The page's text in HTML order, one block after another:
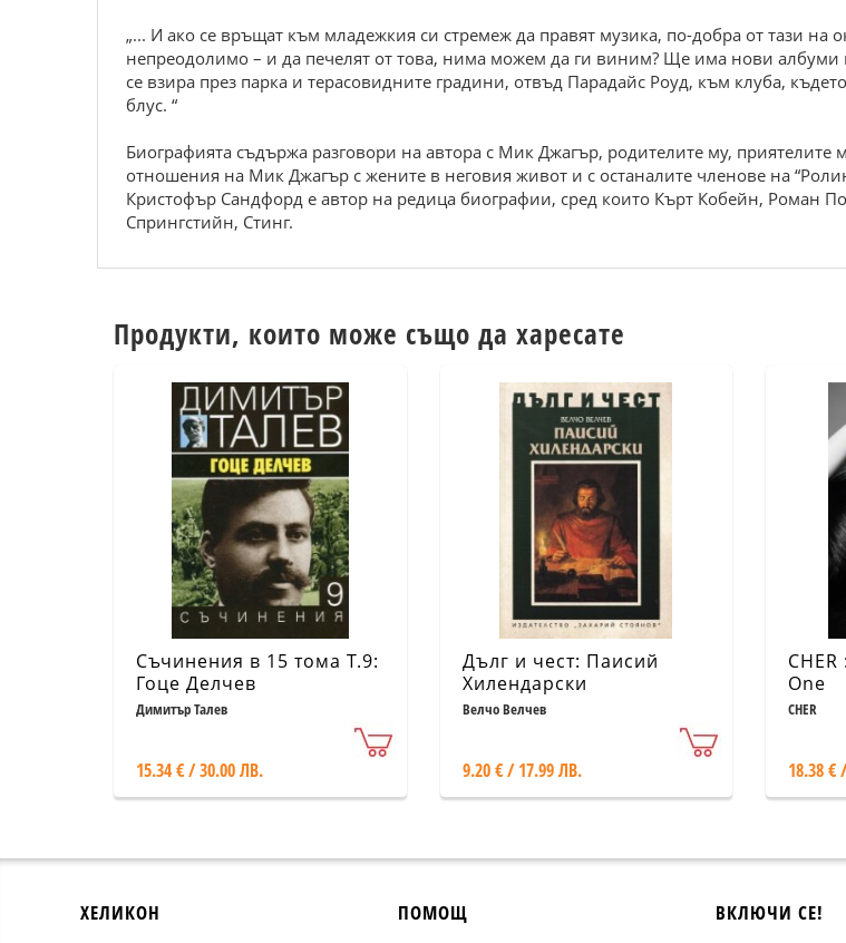
„... И ако се връщат към младежкия си стремеж да правят музика, по-добра от тази на
непреодолимо – и да печелят от това, нима можем да ги виним? Ще има нови албуми
се взира през парка и терасовидните градини, отвъд Парадайс Роуд, към клуба,
блус. “
Биографията съдържа разговори на автора с Мик Джагър, родителите му, приятелите
отношения на Мик Джагър с жените в неговия живот и с останалите членове на
Кристофър Сандфорд е автор на редица биографии, сред които Кърт Кобейн, Роман
Спрингстийн, Стинг.
Продукти, които може също да харесате
Съчинения в 15 тома Т.9:
Гоце Делчев
Димитър Талев
15.34 € / 30.00 ЛВ.
Дълг и чест: Паисий
Хилендарски
Велчо Велчев
9.20 € / 17.99 ЛВ.
One
CHER
18.38 €
ХЕЛИКОН ПОМОЩ ВКЛЮЧИ СЕ!